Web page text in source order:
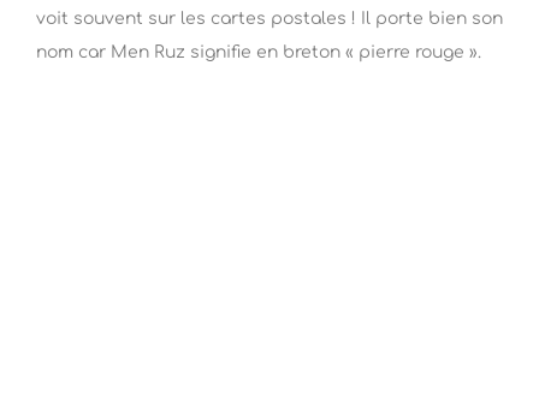
voit souvent sur les cartes postales ! Il porte bien son
nom car Men Ruz signifie en breton « pierre rouge ».